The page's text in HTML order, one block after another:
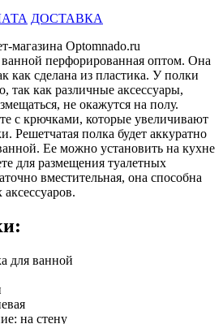
ДОСТАВКА
магазина Optomnado.ru
ванной перфорированная оптом. Она
как сделана из пластика. У полки
так как различные аксессуары,
не окажутся на полу.
с крючками, которые увеличивают
Решетчатая полка будет аккуратно
Ее можно установить на кухне
для размещения туалетных
вместительная, она способна
для ванной
на стену